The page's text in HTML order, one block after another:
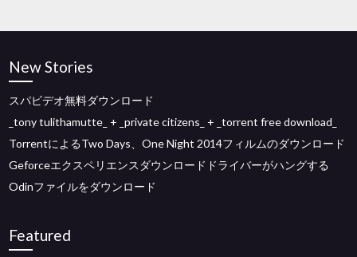
New Stories
スパビデオ無料ダウンロード
_tony tulithamutte_ + _private citizens_ + _torrent free download_
TorrentによるTwo Days、One Night 2014フィルムのダウンロード
Geforceエクスペリエンスダウンロードドライバーがハングする
Odinファイルをダウンロード
Featured